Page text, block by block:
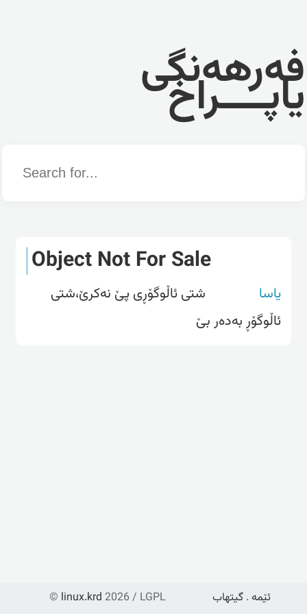
فەرهەنگی
یاپــــراخ
Word
Object Not For Sale
یاسا
شتی ئاڵوگۆڕی پێ نەکرێ،شتی
ئاڵوگۆڕ بەدەر بێ
© linux.krd 2026 / LGPL ئێمە . گیتهاب